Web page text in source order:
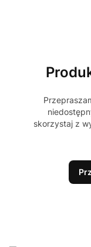
skorzystaj z